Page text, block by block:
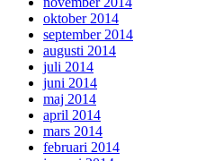
oktober 2014
september 2014
augusti 2014
juli 2014
juni 2014
maj 2014
april 2014
mars 2014
februari 2014